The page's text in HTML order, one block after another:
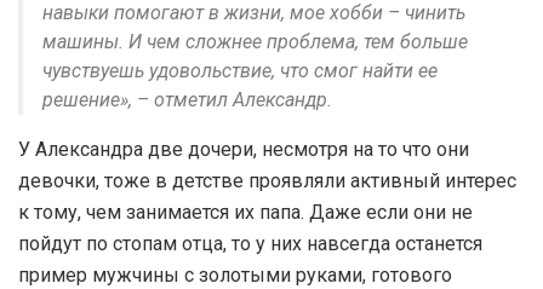
навыки помогают в жизни, мое хобби – чинить
машины. И чем сложнее проблема, тем больше
чувствуешь удовольствие, что смог найти ее
решение», – отметил Александр.
У Александра две дочери, несмотря на то что они
девочки, тоже в детстве проявляли активный интерес
к тому, чем занимается их папа. Даже если они не
пойдут по стопам отца, то у них навсегда останется
пример мужчины с золотыми руками, готового